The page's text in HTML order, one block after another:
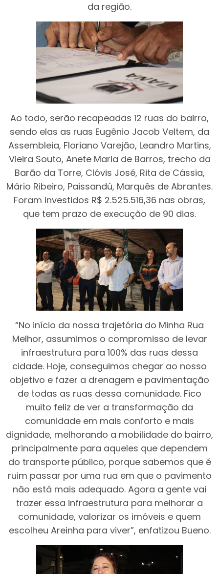
da região.
Ao todo, serão recapeadas 12 ruas do bairro,
sendo elas as ruas Eugênio Jacob Veltem, da
Assembleia, Floriano Varejão, Leandro Martins,
Vieira Souto, Anete Maria de Barros, trecho da
Barão da Torre, Clóvis José, Rita de Cássia,
Mário Ribeiro, Paissandú, Marquês de Abrantes.
Foram investidos R$ 2.525.516,36 nas obras,
que tem prazo de execução de 90 dias.
“No início da nossa trajetória do Minha Rua
Melhor, assumimos o compromisso de levar
infraestrutura para 100% das ruas dessa
cidade. Hoje, conseguimos chegar ao nosso
objetivo e fazer a drenagem e pavimentação
de todas as ruas dessa comunidade. Fico
muito feliz de ver a transformação da
comunidade em mais conforto e mais
dignidade, melhorando a mobilidade do bairro,
principalmente para aqueles que dependem
do transporte público, porque sabemos que é
ruim passar por uma rua em que o pavimento
não está mais adequado. Agora a gente vai
trazer essa infraestrutura para melhorar a
comunidade, valorizar os imóveis e quem
escolheu Areinha para viver”, enfatizou Bueno.